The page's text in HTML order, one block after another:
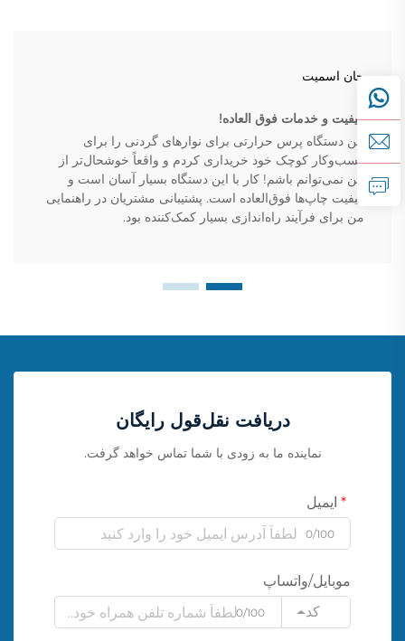
جان اسمیت
کیفیت و خدمات فوق العاده!
من دستگاه پرس حرارتی برای نوارهای گردنی را برای
کسب‌وکار کوچک خود خریداری کردم و واقعاً خوشحال‌تر از
این نمی‌توانم باشم! کار با این دستگاه بسیار آسان است و
کیفیت چاپ‌ها فوق‌العاده است. پشتیبانی مشتریان در راهنمایی
من برای فرآیند راه‌اندازی بسیار کمک‌کننده بود.
دریافت نقل‌قول رایگان
نماینده ما به زودی با شما تماس خواهد گرفت.
ایمیل
0/100
موبایل/واتساپ
کد
0/100